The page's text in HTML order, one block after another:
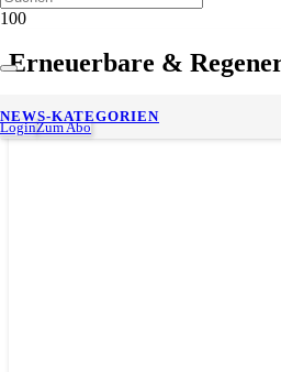
LoginZum Abo
NEWS-KATEGORIEN
Erneuerbare &